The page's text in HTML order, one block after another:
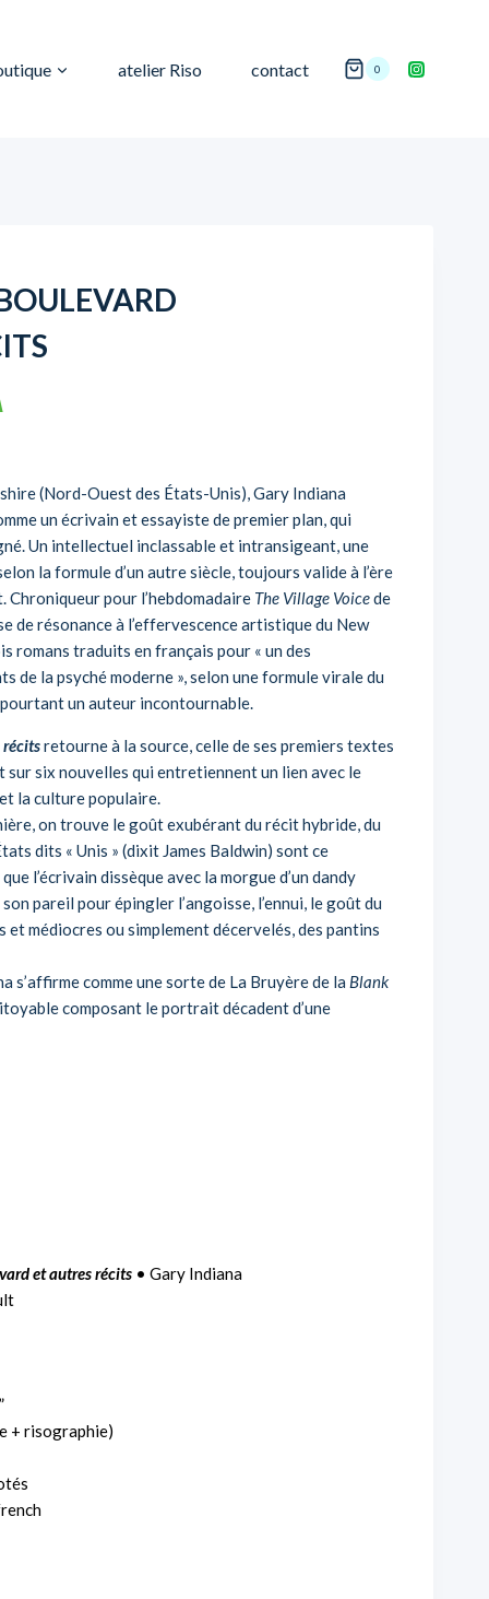
atelier Riso contact 0
(Nord-Ouest des États-Unis), Gary Indiana
un écrivain et essayiste de premier plan, qui
Un intellectuel inclassable et intransigeant, une
la formule d’un autre siècle, toujours valide à l’ère
pour l’hebdomadaire The Village Voicede
de résonance à l’effervescence artistique du New
romans traduits en français pour « un des
de la psyché moderne », selon une formule virale du
un auteur incontournable.
retourne à la source, celle de ses premiers textes
sur six nouvelles qui entretiennent un lien avec le
la culture populaire.
on trouve le goût exubérant du récit hybride, du
dits « Unis » (dixit James Baldwin) sont ce
l’écrivain dissèque avec la morgue d’un dandy
pareil pour épingler l’angoisse, l’ennui, le goût du
et médiocres ou simplement décervelés, des pantins
s’affirme comme une sorte de La Bruyère de la Blank
composant le portrait décadent d’une
et autres récits• Gary Indiana
+ risographie)